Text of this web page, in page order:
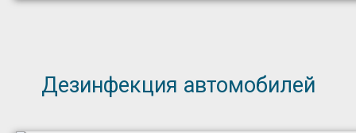
Дезинфекция автомобилей